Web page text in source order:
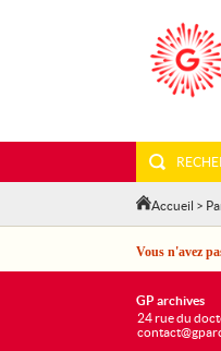
Accueil >
Vous n'avez
GP archives
24 rue du